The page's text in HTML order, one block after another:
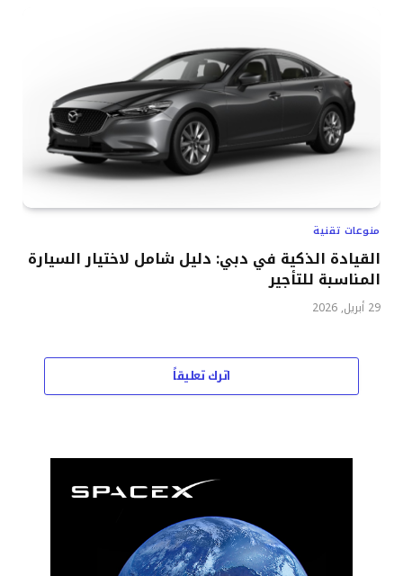
منوعات تقنية
القيادة الذكية في دبي: دليل شامل لاختيار السيارة
المناسبة للتأجير
29 أبريل, 2026
اترك تعليقاً